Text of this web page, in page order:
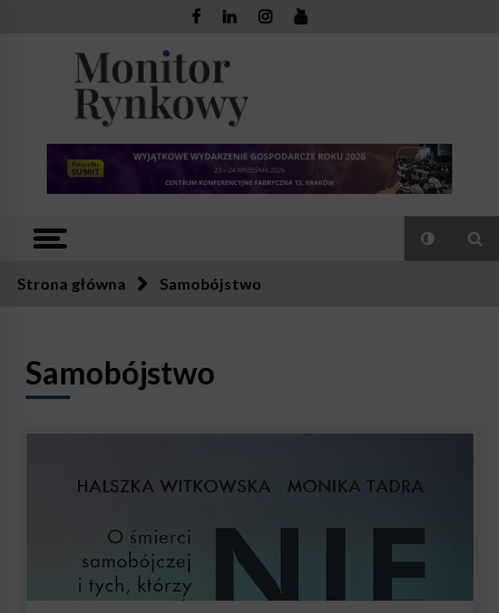
Monitor
Rynkowy
Strona główna Samobójstwo
Samobójstwo